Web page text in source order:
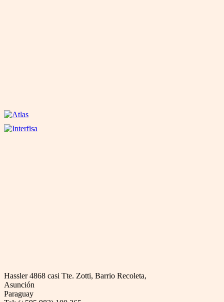
Hassler 4868 casi Tte. Zotti, Barrio Recoleta,
Asunción
Paraguay